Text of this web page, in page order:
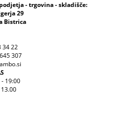
- trgovina - skladišče:
29
Bistrica
34 22
307
- 19:00
13.00